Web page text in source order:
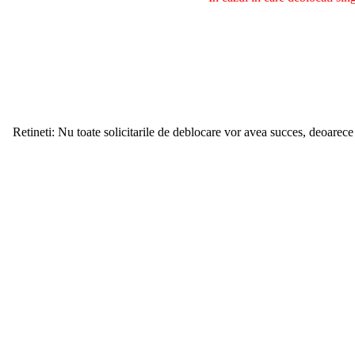
Retineti: Nu toate solicitarile de deblocare vor avea succes,